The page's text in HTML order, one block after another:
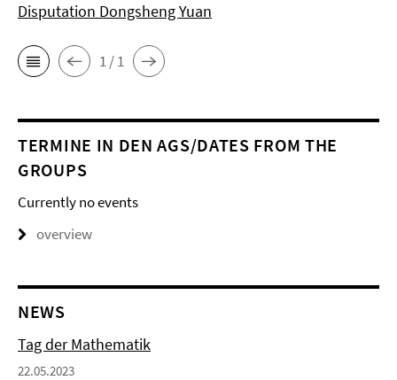
Disputation Dongsheng Yuan
1 / 1
TERMINE IN DEN AGS/DATES FROM THE
GROUPS
Currently no events
overview
NEWS
Tag der Mathematik
22.05.2023